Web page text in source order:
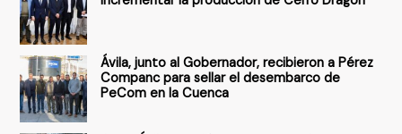
a
r
o
r
Ávila, junto al Gobernador, recibieron a Pérez
Companc para sellar el desembarco de
PeCom en la Cuenca